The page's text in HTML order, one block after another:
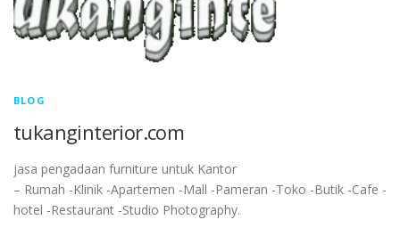
BLOG
tukanginterior.com
jasa pengadaan furniture untuk Kantor
– Rumah -Klinik -Apartemen -Mall -Pameran -Toko -Butik -Cafe -
hotel -Restaurant -Studio Photography.